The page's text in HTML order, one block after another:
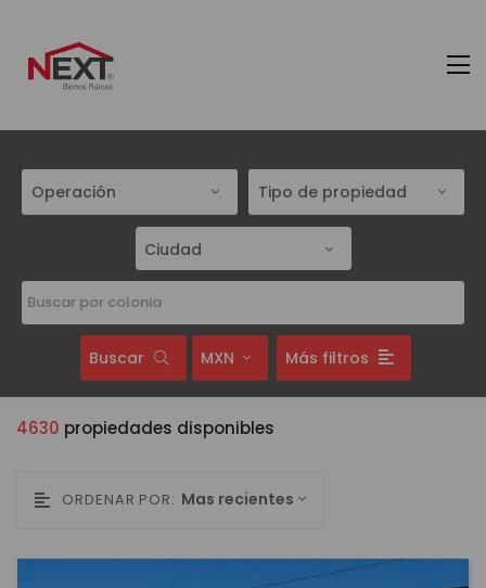
Operación Tipo de propiedad
Ciudad
Buscar MXN Más filtros
4630 propiedades disponibles
ORDENAR POR: Mas recientes